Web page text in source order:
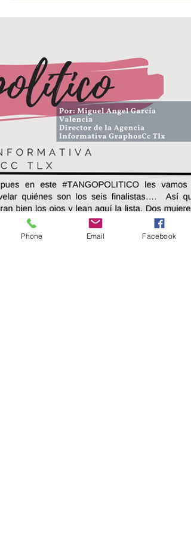
#GraphosCc #Tlx #Noticias #BarradeOpinión
#Columna #RitmosPropios | EL DIÁLOGO QUE
TRANSFORMA La manera en que nos
por dentro es mucho más que un hábito mental:
es el lente desde el cual interpretamos nuestra
vida. La reconfiguración cognitiva, una
herramienta ampliamente utilizada en la
psicología, propone que no son únicamente los
hechos los que determinan cómo nos sentimos,
sino también la forma en que los interpretamos.
¿Cuántas veces una sola frase como "no soy
Phone Email Facebook